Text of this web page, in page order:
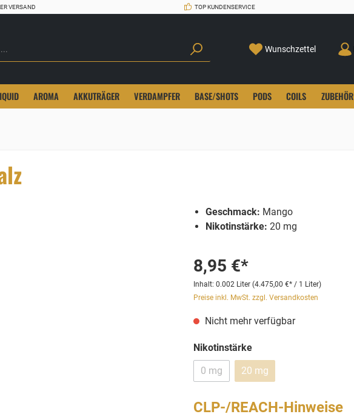
VERSAND TOP KUNDENSERVICE
Wunschzettel
AROMA AKKUTRÄGER VERDAMPFER BASE/SHOTS PODS COILS ZUBEHÖR
Geschmack: Mango
Nikotinstärke: 20 mg
8,95 €*
Inhalt: 0.002 Liter (4.475,00 €* / 1 Liter)
Preise inkl. MwSt. zzgl. Versandkosten
Nicht mehr verfügbar
Nikotinstärke
0 mg
20 mg
CLP-/REACH-Hinweise